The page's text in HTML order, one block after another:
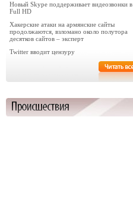
Новый Skype поддерживает видеозвонки в
Full HD
Хакерские атаки на армянские сайты
продолжаются, взломано около полутора
десятков сайтов – эксперт
Twitter вводит цензуру